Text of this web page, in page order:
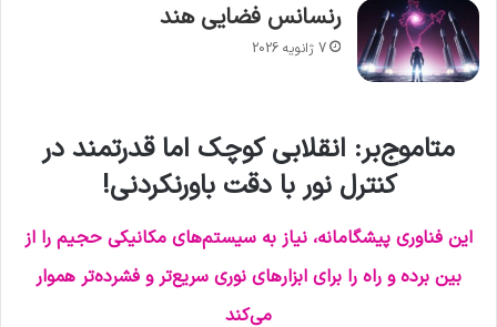
رنسانس فضایی هند
7 ژانویه 2026
متاموج‌بر: انقلابی کوچک اما قدرتمند در
کنترل نور با دقت باورنکردنی!
این فناوری پیشگامانه، نیاز به سیستم‌های مکانیکی حجیم را از
بین برده و راه را برای ابزارهای نوری سریع‌تر و فشرده‌تر هموار
می‌کند